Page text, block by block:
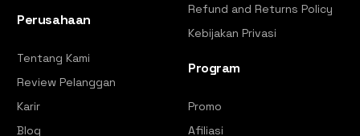
Perusahaan
Tentang Kami
Review Pelanggan
Karir
Blog
Refund and Returns Policy
Kebijakan Privasi
Program
Promo
Afiliasi